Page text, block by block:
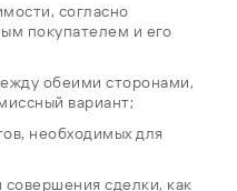
согласно
покупателем и его
обеими сторонами,
вариант;
необходимых для
сделки, как